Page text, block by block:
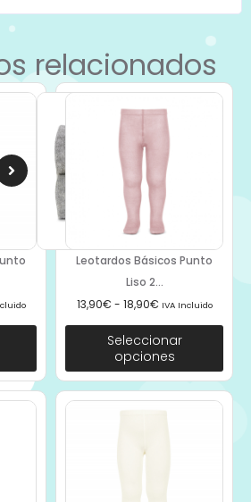
relacionados
Leotardos Básicos Punto
Liso 2...
13,90€ - 18,90€ IVA Incluido
Seleccionar
opciones